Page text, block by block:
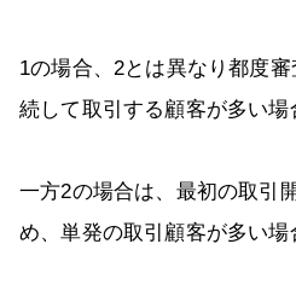
1の場合、2とは異なり都度
続して取引する顧客が多い場
一方2の場合は、最初の取引
め、単発の取引顧客が多い場